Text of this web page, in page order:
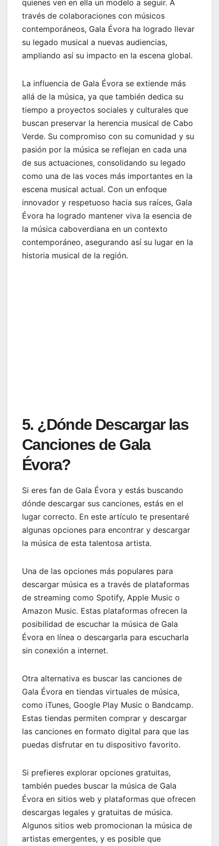
quienes ven en ella un modelo a seguir. A
través de colaboraciones con músicos
contemporáneos, Gala Évora ha logrado llevar
su legado musical a nuevas audiencias,
ampliando así su impacto en la escena global.
La influencia de Gala Évora se extiende más
allá de la música, ya que también dedica su
tiempo a proyectos sociales y culturales que
buscan preservar la herencia musical de Cabo
Verde. Su compromiso con su comunidad y su
pasión por la música se reflejan en cada una
de sus actuaciones, consolidando su legado
como una de las voces más importantes en la
escena musical actual. Con un enfoque
innovador y respetuoso hacia sus raíces, Gala
Évora ha logrado mantener viva la esencia de
la música caboverdiana en un contexto
contemporáneo, asegurando así su lugar en la
historia musical de la región.
5. ¿Dónde Descargar las
Canciones de Gala
Évora?
Si eres fan de Gala Évora y estás buscando
dónde descargar sus canciones, estás en el
lugar correcto. En este artículo te presentaré
algunas opciones para encontrar y descargar
la música de esta talentosa artista.
Una de las opciones más populares para
descargar música es a través de plataformas
de streaming como Spotify, Apple Music o
Amazon Music. Estas plataformas ofrecen la
posibilidad de escuchar la música de Gala
Évora en línea o descargarla para escucharla
sin conexión a internet.
Otra alternativa es buscar las canciones de
Gala Évora en tiendas virtuales de música,
como iTunes, Google Play Music o Bandcamp.
Estas tiendas permiten comprar y descargar
las canciones en formato digital para que las
puedas disfrutar en tu dispositivo favorito.
Si prefieres explorar opciones gratuitas,
también puedes buscar la música de Gala
Évora en sitios web y plataformas que ofrecen
descargas legales y gratuitas de música.
Algunos sitios web promocionan la música de
artistas emergentes, y es posible que